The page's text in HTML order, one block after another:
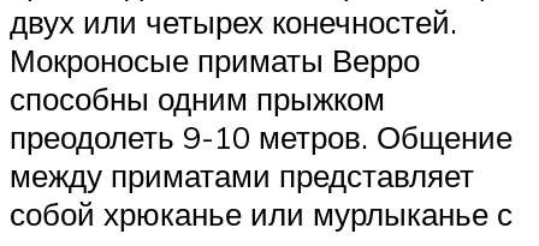
двух или четырех конечностей.
Мокроносые приматы Верро
способны одним прыжком
преодолеть 9-10 метров. Общение
между приматами представляет
собой хрюканье или мурлыканье с